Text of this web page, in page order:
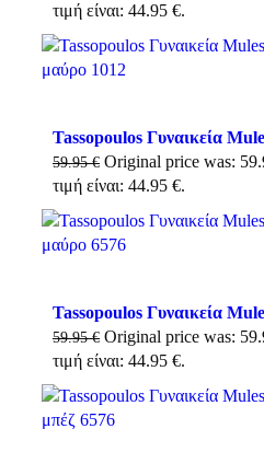
τιμή είναι: 44.95 €.
Tassopoulos Γυναικεία
59.95€ Original price was:
τιμή είναι: 44.95 €.
Tassopoulos Γυναικεία
59.95€ Original price was:
τιμή είναι: 44.95 €.